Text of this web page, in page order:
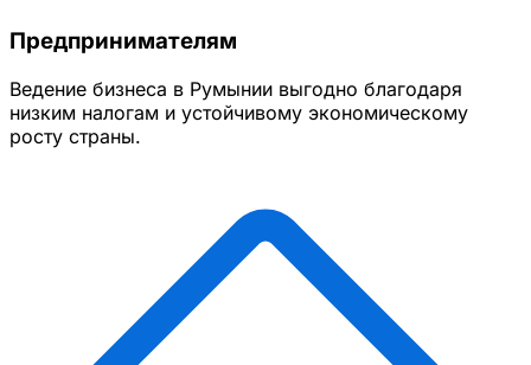
Предпринимателям
Ведение бизнеса в Румынии выгодно благодаря
низким налогам и устойчивому экономическому
росту страны.